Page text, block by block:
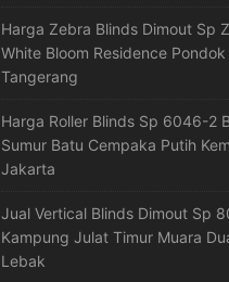
Harga Zebra Blinds Dimout Sp
White Bloom Residence Pondok
Tangerang
Harga Roller Blinds Sp 6046-2
Sumur Batu Cempaka Putih
Jakarta
Jual Vertical Blinds Dimout Sp
Kampung Julat Timur Muara
Lebak